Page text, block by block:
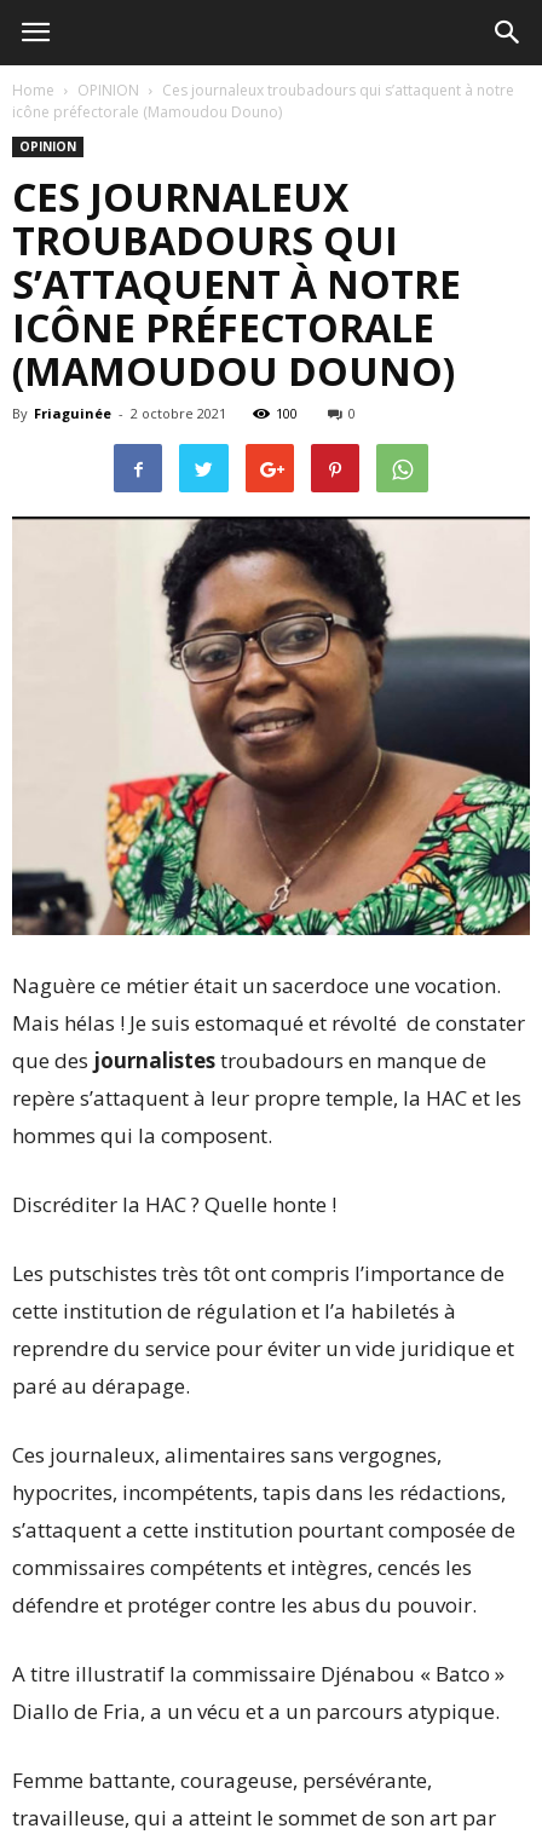
Home OPINION
Ces journaleux troubadours qui s’attaquent à notre
icône préfectorale (Mamoudou Douno)
OPINION
CES JOURNALEUX
TROUBADOURS QUI
S’ATTAQUENT À NOTRE
ICÔNE PRÉFECTORALE
(MAMOUDOU DOUNO)
By Friaguinée - 2 octobre 2021 100 0
Naguère ce métier était un sacerdoce une vocation.
Mais hélas ! Je suis estomaqué et révolté de constater
que des journalistestroubadours en manque de
repère s’attaquent à leur propre temple, la HAC et les
hommes qui la composent.
Discréditer la HAC ? Quelle honte !
Les putschistes très tôt ont compris l’importance de
cette institution de régulation et l’a habiletés à
reprendre du service pour éviter un vide juridique et
paré au dérapage.
Ces journaleux, alimentaires sans vergognes,
hypocrites, incompétents, tapis dans les rédactions,
s’attaquent a cette institution pourtant composée de
commissaires compétents et intègres, cencés les
défendre et protéger contre les abus du pouvoir.
A titre illustratif la commissaire Djénabou « Batco »
Diallo de Fria, a un vécu et a un parcours atypique.
Femme battante, courageuse, persévérante,
travailleuse, qui a atteint le sommet de son art par